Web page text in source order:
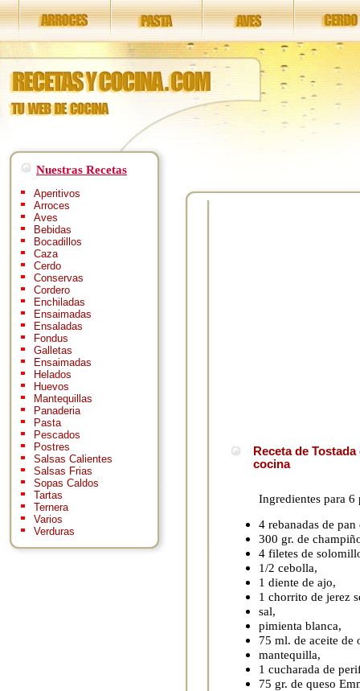
Nuestras Recetas
Aperitivos
Arroces
Aves
Bebidas
Bocadillos
Caza
Cerdo
Conservas
Cordero
Enchiladas
Ensaimadas
Ensaladas
Fondus
Galletas
Ensaimadas
Helados
Huevos
Mantequillas
Panaderia
Pasta
Pescados
Postres
Salsas Calientes
Salsas Frias
Sopas Caldos
Tartas
Ternera
Varios
Verduras
Receta de
cocina
Ingredientes para 6
4 rebanadas de
300 gr. de
4 filetes de
1/2 cebolla,
1 diente de ajo,
1 chorrito de jerez
sal,
pimienta blanca,
75 ml. de aceite de
mantequilla,
1 cucharada de
75 gr. de queso